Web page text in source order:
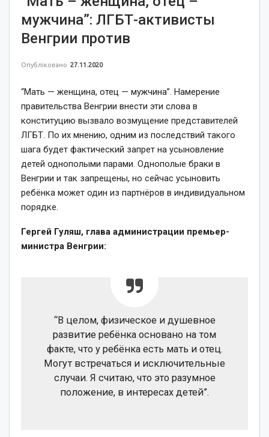
мужчина”: ЛГБТ-активисты
Венгрии против
Опубліковано 27.11.2020
“Мать — женщина, отец — мужчина”. Намерение
правительства Венгрии внести эти слова в
конституцию вызвало возмущение представителей
ЛГБТ. По их мнению, одним из последствий такого
шага будет фактический запрет на усыновление
детей однополыми парами. Однополые браки в
Венгрии и так запрещены, но сейчас усыновить
ребёнка может один из партнёров в индивидуальном
порядке.
Гергей Гуляш, глава администрации премьер-
министра Венгрии:
“В целом, физическое и душевное
развитие ребёнка основано на том
факте, что у ребёнка есть мать и отец.
Могут встречаться и исключительные
случаи. Я считаю, что это разумное
положение, в интересах детей”.